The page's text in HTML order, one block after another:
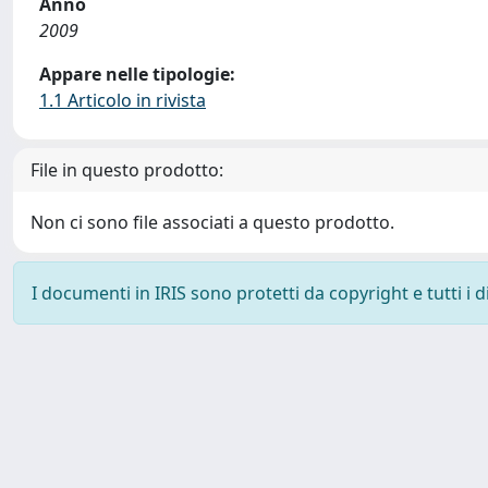
2009
Appare nelle tipologie:
1.1 Articolo in rivista
File in questo prodotto:
Non ci sono file associati a questo prodotto.
I documenti in IRIS sono protetti da copyright e tutti i